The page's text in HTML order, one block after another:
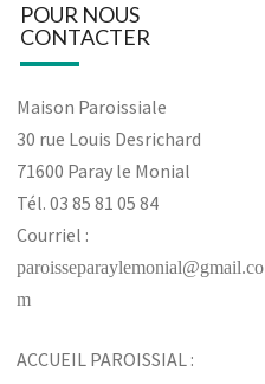
POUR NOUS
CONTACTER
Maison Paroissiale
30 rue Louis Desrichard
71600 Paray le Monial
Tél. 03 85 81 05 84
Courriel :
paroisseparaylemonial@gmail.co
m
ACCUEIL PAROISSIAL :